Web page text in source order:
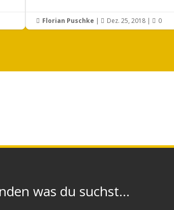
 Florian Puschke |  Dez. 25, 2018 |  0
was du suchst...